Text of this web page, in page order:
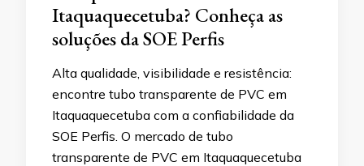
Itaquaquecetuba? Conheça as
soluções da SOE Perfis
Alta qualidade, visibilidade e resistência:
encontre tubo transparente de PVC em
Itaquaquecetuba com a confiabilidade da
SOE Perfis. O mercado de tubo
transparente de PVC em Itaquaquecetuba